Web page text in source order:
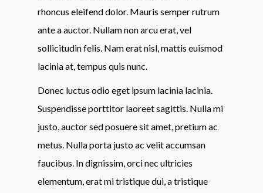
rhoncus eleifend dolor. Mauris semper rutrum
ante a auctor. Nullam non arcu erat, vel
sollicitudin felis. Nam erat nisl, mattis euismod
lacinia at, tempus quis nunc.
Donec luctus odio eget ipsum lacinia lacinia.
Suspendisse porttitor laoreet sagittis. Nulla mi
justo, auctor sed posuere sit amet, pretium ac
metus. Nulla porta justo ac velit accumsan
faucibus. In dignissim, orci nec ultricies
elementum, erat mi tristique dui, a tristique